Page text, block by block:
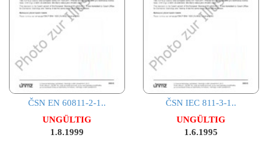
ČSN EN 60811-2-1..
UNGÜLTIG
1.8.1999
ČSN IEC 811-3-1..
UNGÜLTIG
1.6.1995